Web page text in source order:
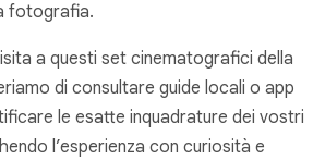
fotografia.
a questi set cinematografici della
di consultare guide locali o app
le esatte inquadrature dei vostri
l’esperienza con curiosità e